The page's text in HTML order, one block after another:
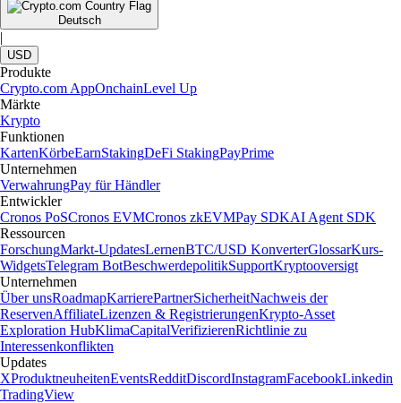
Deutsch
|
USD
Produkte
Crypto.com AppOnchainLevel Up
Märkte
Krypto
Funktionen
KartenKörbeEarnStakingDeFi StakingPayPrime
Unternehmen
VerwahrungPay für Händler
Entwickler
Cronos PoSCronos EVMCronos zkEVMPay SDKAI Agent SDK
Ressourcen
ForschungMarkt-UpdatesLernenBTC/USD KonverterGlossarKurs-
WidgetsTelegram BotBeschwerdepolitikSupportKryptooversigt
Unternehmen
Über unsRoadmapKarrierePartnerSicherheitNachweis der
ReservenAffiliateLizenzen & RegistrierungenKrypto-Asset
Exploration HubKlimaCapitalVerifizierenRichtlinie zu
Interessenkonflikten
Updates
XProduktneuheitenEventsRedditDiscordInstagramFacebookLinkedin
TradingView